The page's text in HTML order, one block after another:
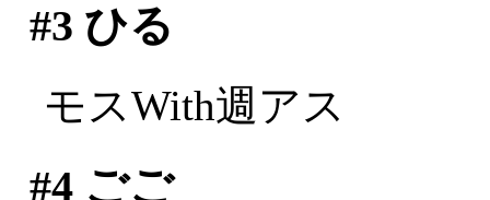
#3 ひる
モスWith週アス
#4ごご